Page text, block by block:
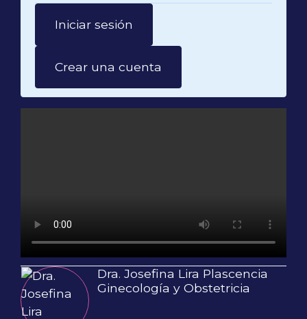
Iniciar sesión
Crear una cuenta
Dra. Josefina Lira Plascencia
Ginecología y Obstetricia